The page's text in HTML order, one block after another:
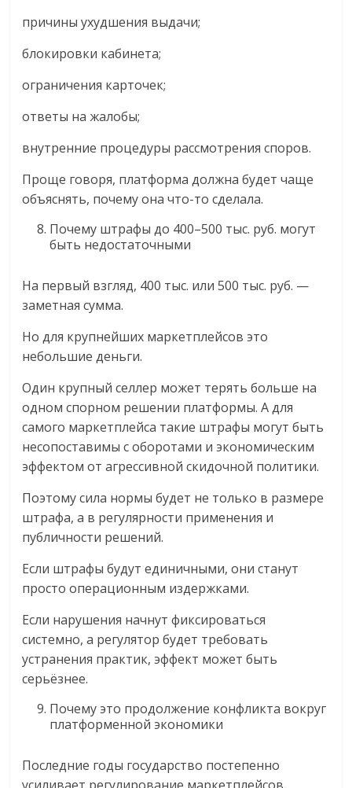
причины ухудшения выдачи;
блокировки кабинета;
ограничения карточек;
ответы на жалобы;
внутренние процедуры рассмотрения споров.
Проще говоря, платформа должна будет чаще
объяснять, почему она что-то сделала.
Почему штрафы до 400–500 тыс. руб. могут
быть недостаточными
На первый взгляд, 400 тыс. или 500 тыс. руб. —
заметная сумма.
Но для крупнейших маркетплейсов это
небольшие деньги.
Один крупный селлер может терять больше на
одном спорном решении платформы. А для
самого маркетплейса такие штрафы могут быть
несопоставимы с оборотами и экономическим
эффектом от агрессивной скидочной политики.
Поэтому сила нормы будет не только в размере
штрафа, а в регулярности применения и
публичности решений.
Если штрафы будут единичными, они станут
просто операционным издержками.
Если нарушения начнут фиксироваться
системно, а регулятор будет требовать
устранения практик, эффект может быть
серьёзнее.
Почему это продолжение конфликта вокруг
платформенной экономики
Последние годы государство постепенно